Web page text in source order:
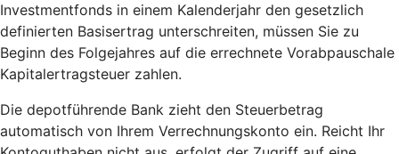
Investmentfonds in einem Kalenderjahr den gesetzlich
definierten Basisertrag unterschreiten, müssen Sie zu
Beginn des Folgejahres auf die errechnete Vorabpauschale
Kapitalertragsteuer zahlen.
Die depotführende Bank zieht den Steuerbetrag
automatisch von Ihrem Verrechnungskonto ein. Reicht Ihr